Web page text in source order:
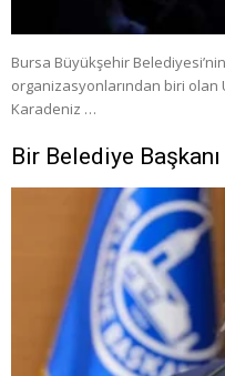
Bursa Büyükşehir
organizasyonlarından biri olan
Karadeniz …
Bir Belediye